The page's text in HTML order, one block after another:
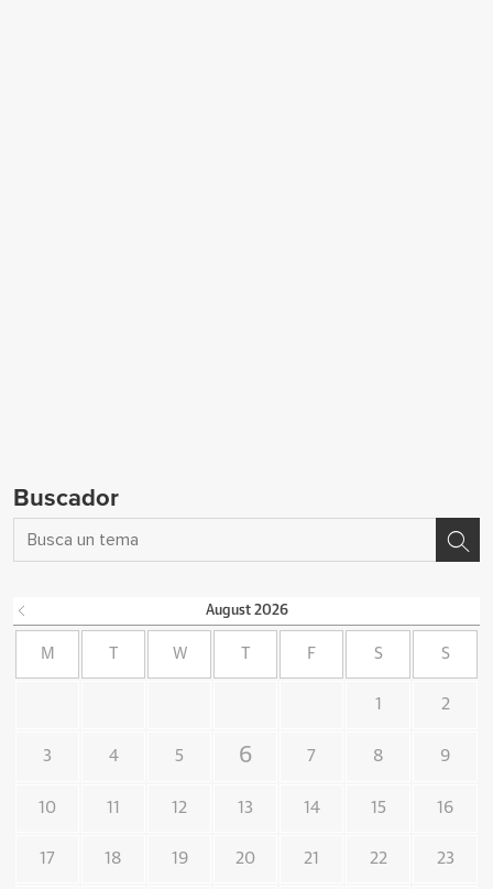
Buscador
August 2026
M W F S S
1 2
3 4 5 6 7 8 9
10 11 12 13 14 15 16
17 18 19 20 21 22 23